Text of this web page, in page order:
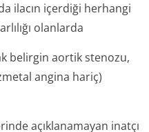
ilacın içerdiği herhangi
olanlarda
belirgin aortik stenozu,
angina hariç)
açıklanamayan inatçı